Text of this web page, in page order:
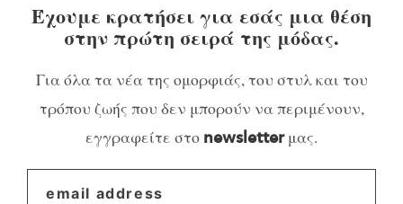
Έχουμε κρατήσει για εσάς μια θέση
στην πρώτη σειρά της μόδας.
Για όλα τα νέα της ομορφιάς, του στυλ και του
τρόπου ζωής που δεν μπορούν να περιμένουν,
εγγραφείτε στο newsletterμας.